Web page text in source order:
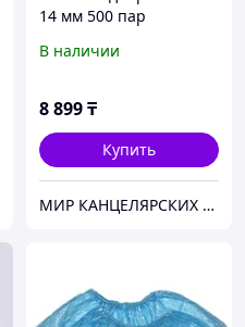
14 мм 500 пар
В наличии
8 899 ₸
Купить
МИР КАНЦЕЛЯРСКИХ ТОВАРОВ "УМНЫЕ ДЕТКИ"